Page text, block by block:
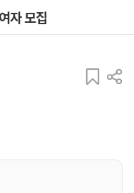
자 모집